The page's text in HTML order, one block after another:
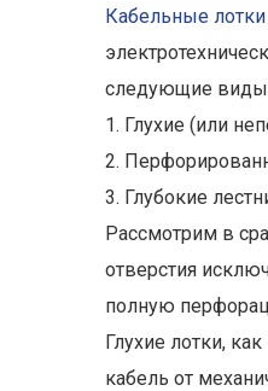
Кабельные лотки
следующие виды
1. Глухие (или
2.
3. Глубокие
Рассмотрим в
отверстия
полную
Глухие лотки,
кабель от